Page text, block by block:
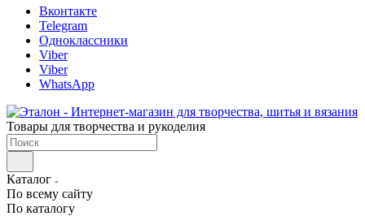
Вконтакте
Telegram
Одноклассники
Viber
Viber
WhatsApp
Товары для творчества и рукоделия
Каталог
По всему сайту
По каталогу